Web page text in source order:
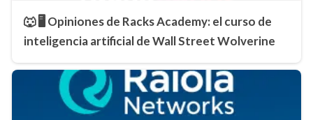
🐺 🖥️ Opiniones de Racks Academy: el curso de
inteligencia artificial de Wall Street Wolverine